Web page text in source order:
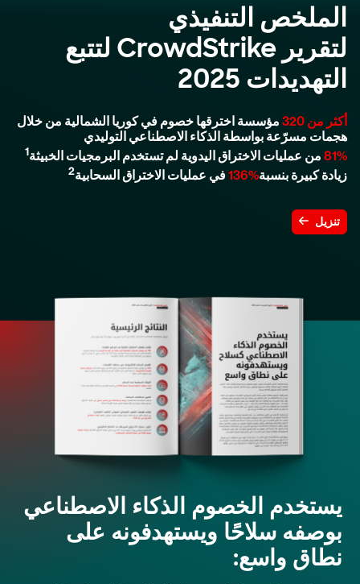
الملخص التنفيذي
لتقرير CrowdStrike لتتبع
التهديدات 2025
أكثر من 320
مؤسسة اخترقها خصوم في كوريا الشمالية من خلال
هجمات مسرّعة بواسطة الذكاء الاصطناعي التوليدي
81% من عمليات الاختراق اليدوية لم تستخدم البرمجيات الخبيثة1
زيادة كبيرة بنسبة‎136%في عمليات الاختراق السحابية2
تنزيل
يستخدم الخصوم الذكاء الاصطناعي
بوصفه سلاحًا ويستهدفونه على
نطاق واسع: